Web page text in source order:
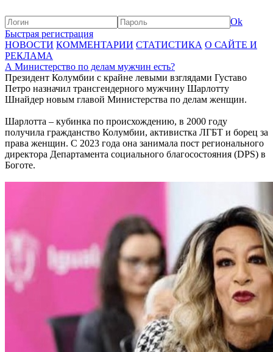
Ok
Быстрая регистрация
НОВОСТИ КОММЕНТАРИИ СТАТИСТИКА О САЙТЕ И
РЕКЛАМА
А Министерство по делам мужчин есть?
Президент Колумбии с крайне левыми взглядами Густаво
Петро назначил трансгендерного мужчину Шарлотту
Шнайдер новым главой Министерства по делам женщин.
Шарлотта – кубинка по происхождению, в 2000 году
получила гражданство Колумбии, активистка ЛГБТ и борец за
права женщин. С 2023 года она занимала пост регионального
директора Департамента социального благосостояния (DPS) в
Боготе.